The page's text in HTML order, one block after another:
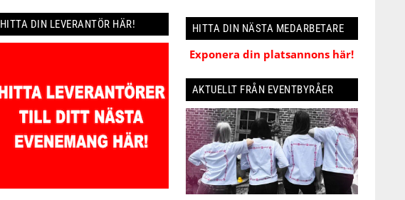
HITTA DIN LEVERANTÖR HÄR! HITTA DIN NÄSTA MEDARBETARE
Exponera din platsannons här!
AKTUELLT FRÅN EVENTBYRÅER